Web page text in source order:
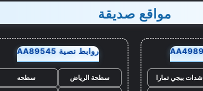
مواقع صديقة
شدات ببجي تمارا
روابط نصية AA89545
سطحة الرياض سطحه